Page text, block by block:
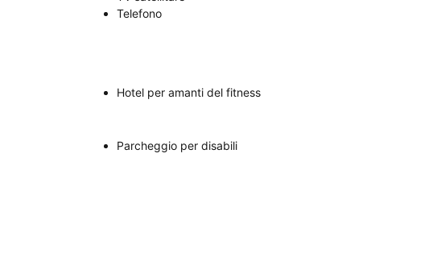
Telefono
Hotel per amanti del fitness
Parcheggio per disabili